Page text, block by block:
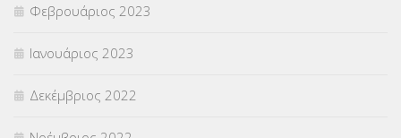
Φεβρουάριος 2023
Ιανουάριος 2023
Δεκέμβριος 2022